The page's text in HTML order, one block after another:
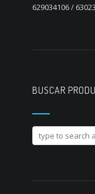
629034106 /
BUSCAR